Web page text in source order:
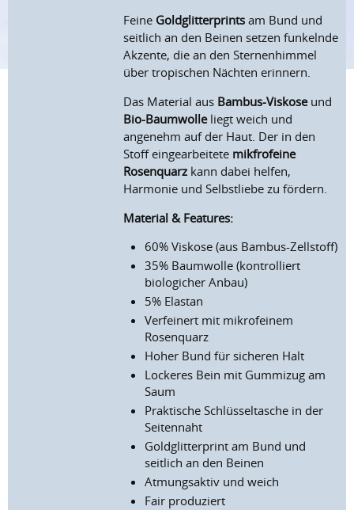
Feine Goldglitterprints am Bund und
seitlich an den Beinen setzen funkelnde
Akzente, die an den Sternenhimmel
über tropischen Nächten erinnern.
Das Material aus Bambus-Viskoseund
Bio-Baumwolleliegt weich und
angenehm auf der Haut. Der in den
Stoff eingearbeitete mikfrofeine
Rosenquarz kann dabei helfen,
Harmonie und Selbstliebe zu fördern.
Material & Features:
60% Viskose (aus Bambus-Zellstoff)
35% Baumwolle (kontrolliert
biologicher Anbau)
5% Elastan
Verfeinert mit mikrofeinem
Rosenquarz
Hoher Bund für sicheren Halt
Lockeres Bein mit Gummizug am
Saum
Praktische Schlüsseltasche in der
Seitennaht
Goldglitterprint am Bund und
seitlich an den Beinen
Atmungsaktiv und weich
Fair produziert